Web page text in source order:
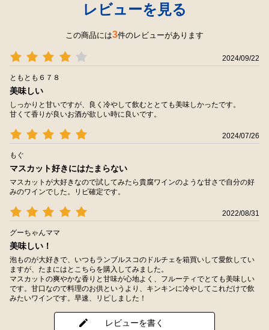
レビューを見る
この商品には3件のレビューがあります
2024/09/22
ともとも６７８
美味しい
しっかりと甘いですが、良く冷やして飲むととても美味しかったです。
甘くて香りが良いお酒が欲しい時に良いです。
2024/07/26
もぐ
マスカット好きにはたまらない
マスカットが大好きなので試してみたら貴腐ワインのような甘さで自分の好
みのワインでした。リピ確定です。
2022/08/31
グーちゃんママ
美味しい！
泡ものが大好きで、いつもランブルスコのドルチェを箱買いして愛飲してい
ますが、たまにはとこちらを購入してみました。
マスカットの爽やかな香りと甘味が心地よく、フルーティでとても美味しい
です。甘口なので料理のお供というより、キンキンに冷やしてこれだけで飲
みたいワインです。早速、リピしました！
レビューを書く